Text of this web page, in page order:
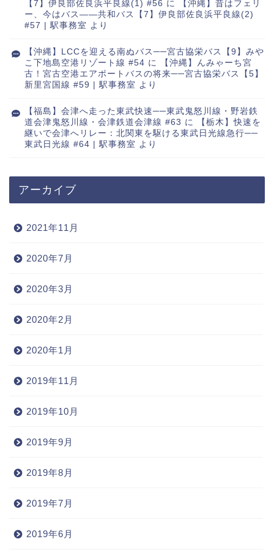
【7】伊良部佐良浜平良線(1) #56 に
【沖縄】昔はフェリ
ー、今はバス――共和バス【7】伊良部佐良浜平良線(2)
#57 | 駅事務室 より
【沖縄】LCCを迎える南ぬバス──宮古協栄バス【9】みや
こ下地島空港リゾート線 #54 に
【沖縄】んみゃーち宮
古！宮古空港エアポートバスの将来──宮古協栄バス【5】
新里宮国線 #59 | 駅事務室 より
【福島】会津へ走った東武快速──東武鬼怒川線・野岩鉄
道会津鬼怒川線・会津鉄道会津線 #63 に
【栃木】快速を
継いで会津へリレー：北関東を駆ける東武日光線急行──
東武日光線 #64 | 駅事務室 より
アーカイブ
2021年11月
2020年7月
2020年3月
2020年2月
2020年1月
2019年11月
2019年10月
2019年9月
2019年8月
2019年7月
2019年6月